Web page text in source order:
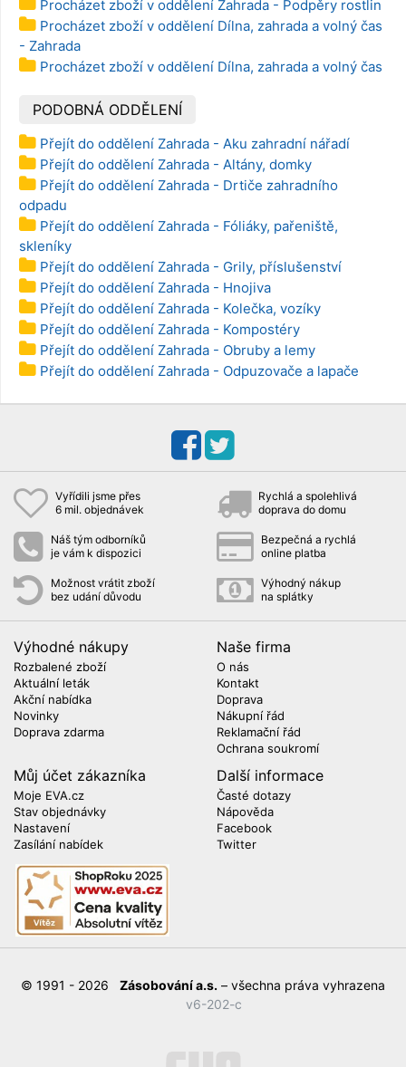
Procházet zboží v oddělení Zahrada - Podpěry rostlin
Procházet zboží v oddělení Dílna, zahrada a volný čas
- Zahrada
Procházet zboží v oddělení Dílna, zahrada a volný čas
PODOBNÁ ODDĚLENÍ
Přejít do oddělení Zahrada - Aku zahradní nářadí
Přejít do oddělení Zahrada - Altány, domky
Přejít do oddělení Zahrada - Drtiče zahradního
odpadu
Přejít do oddělení Zahrada - Fóliáky, pařeniště,
skleníky
Přejít do oddělení Zahrada - Grily, příslušenství
Přejít do oddělení Zahrada - Hnojiva
Přejít do oddělení Zahrada - Kolečka, vozíky
Přejít do oddělení Zahrada - Kompostéry
Přejít do oddělení Zahrada - Obruby a lemy
Přejít do oddělení Zahrada - Odpuzovače a lapače
Vyřídili jsme přes
6 mil. objednávek
Rychlá a spolehlivá
doprava do domu
Náš tým odborníků
je vám k dispozici
Bezpečná a rychlá
online platba
Možnost vrátit zboží
bez udání důvodu
Výhodný nákup
na splátky
Výhodné nákupy
Rozbalené zboží
Aktuální leták
Akční nabídka
Novinky
Doprava zdarma
Naše firma
O nás
Kontakt
Doprava
Nákupní řád
Reklamační řád
Ochrana soukromí
Můj účet zákazníka
Moje EVA.cz
Stav objednávky
Nastavení
Zasílání nabídek
Další informace
Časté dotazy
Nápověda
Facebook
Twitter
© 1991 - 2026 Zásobování a.s. – všechna práva vyhrazena
v6-202-c